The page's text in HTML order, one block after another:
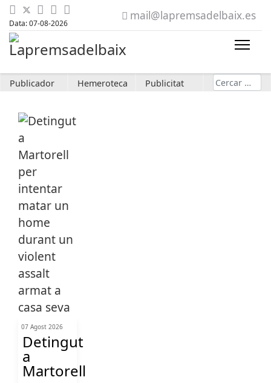
Data: 07-08-2026
mail@lapremsadelbaix.es
Publicador Hemeroteca Publicitat Cerca
07 Agost 2026
Detingut
a
Martorell